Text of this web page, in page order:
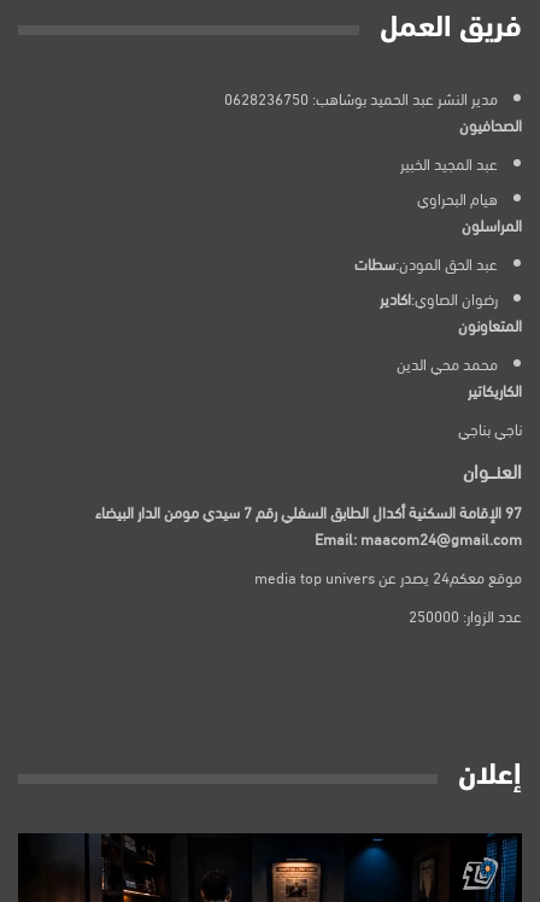
فريق العمل
مدير النشر عبد الحميد بوشاهب: 0628236750
الصحافيون
عبد المجيد الخبير
هيام البحراوي
المراسلون
عبد الحق المودن:سطات
رضوان الصاوي:اكادير
المتعاونون
محمد محي الدين
الكاريكاتير
ناجي بناجي
العنـــوان
97 الإقامة السكنية أكدال الطابق السفلي رقم 7 سيدي مومن الدار البيضاء
Email: maacom24@gmail.com
موقع معكم24 يصدر عن media top univers
عدد الزوار: 250000
إعلان
مشغل
الفيديو